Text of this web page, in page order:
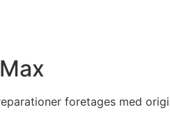
foretages med